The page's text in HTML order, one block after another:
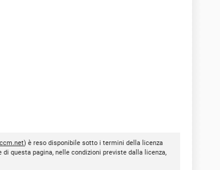
) è reso disponibile sotto i termini della licenza
questa pagina, nelle condizioni previste dalla licenza,